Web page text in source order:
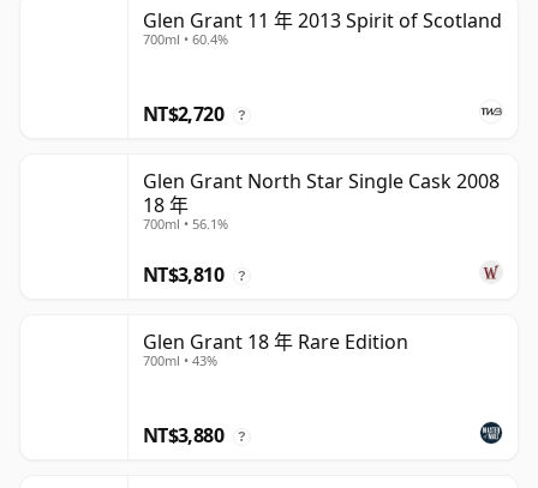
Glen Grant 11 年 2013 Spirit of Scotland
700ml • 60.4%
NT$2,720 ?
Glen Grant North Star Single Cask 2008
18 年
700ml • 56.1%
NT$3,810 ?
Glen Grant 18 年 Rare Edition
700ml • 43%
NT$3,880 ?